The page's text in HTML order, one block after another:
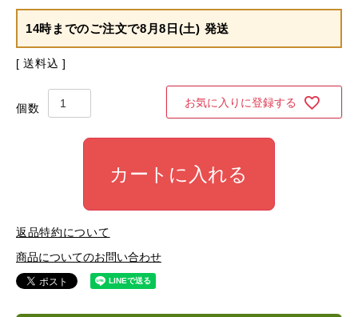
14時までのご注文で8月8日(土) 発送
送料込
お気に入りに登録する
カートに入れる
返品特約について
商品についてのお問い合わせ